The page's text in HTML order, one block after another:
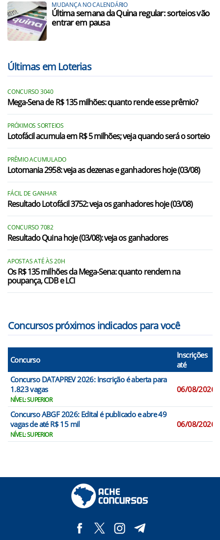
MUDANÇA NO CALENDÁRIO
Última semana da Quina regular: sorteios vão
entrar em pausa
Últimas em Loterias
CONCURSO 3040
Mega-Sena de R$ 135 milhões: quanto rende esse prêmio?
PRÓXIMOS SORTEIOS
Lotofácil acumula em R$ 5 milhões; veja quando será o sorteio
PRÊMIO ACUMULADO
Lotomania 2958: veja as dezenas e ganhadores hoje (03/08)
FÁCIL DE GANHAR
Resultado Lotofácil 3752: veja os ganhadores hoje (03/08)
CONCURSO 7082
Resultado Quina hoje (03/08): veja os ganhadores
APOSTAS ATÉ ÀS 20H
Os R$ 135 milhões da Mega-Sena: quanto rendem na
poupança, CDB e LCI
Concursos próximos indicados para você
Concurso
Inscrições
até
Concurso DATAPREV 2026: Inscrição é aberta para
1.823 vagas
NÍVEL: SUPERIOR
06/08/2026
Concurso ABGF 2026: Edital é publicado e abre 49
vagas de até R$ 15 mil
NÍVEL: SUPERIOR
06/08/2026